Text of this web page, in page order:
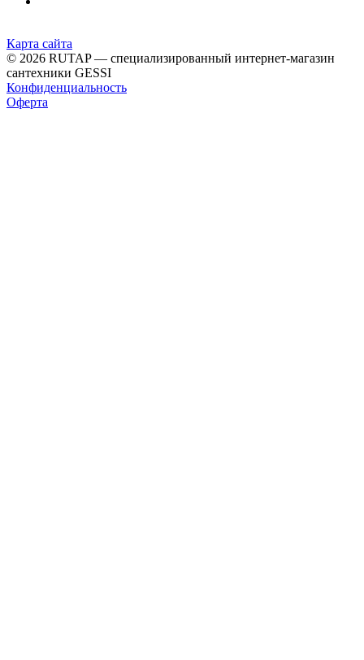
Карта сайта
© 2026 RUTAP — специализированный интернет-магазин
сантехники GESSI
Конфиденциальность
Оферта